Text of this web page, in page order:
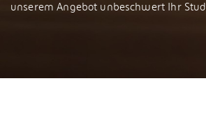
unserem Angebot unbeschwert Ihr